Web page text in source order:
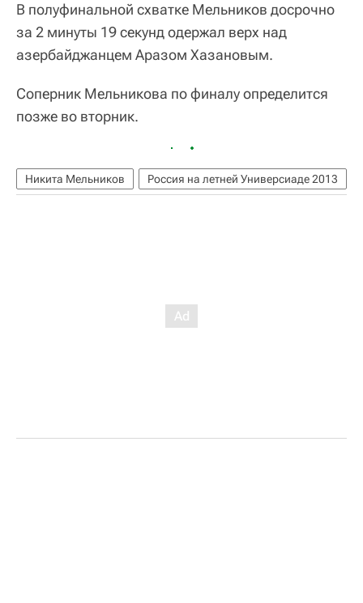
В полуфинальной схватке Мельников досрочно
за 2 минуты 19 секунд одержал верх над
азербайджанцем Аразом Хазановым.
Соперник Мельникова по финалу определится
позже во вторник.
Никита Мельников Россия на летней Универсиаде 2013